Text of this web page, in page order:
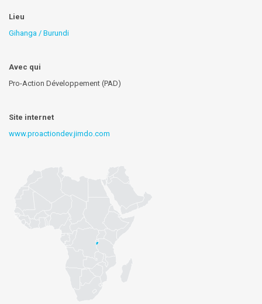
Lieu
Gihanga / Burundi
Avec qui
Pro-Action Développement (PAD)
Site internet
www.proactiondev.jimdo.com